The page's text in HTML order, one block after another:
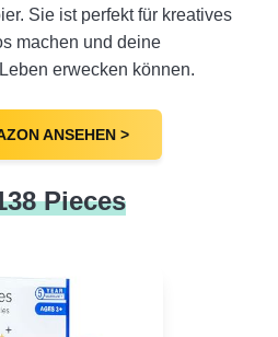
Sie ist perfekt für kreatives
machen und deine
erwecken können.
ANSEHEN >
Pieces